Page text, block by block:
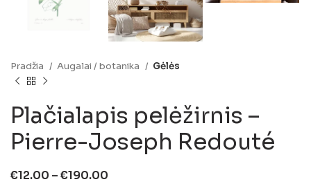
Pradžia Augalai / botanika Gėlės
Plačialapis pelėžirnis –
Pierre-Joseph Redouté
€12.00 –€190.00